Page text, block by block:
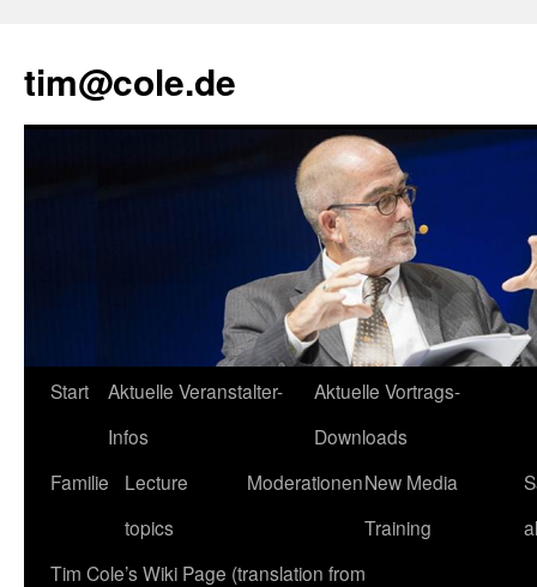
tim@cole.de
Start
Aktuelle Veranstalter-
Infos
Aktuelle Vortrags-
Downloads
Familie
Lecture
topics
ModerationenNew Media
Training
Tim Cole’s Wiki Page (translation from